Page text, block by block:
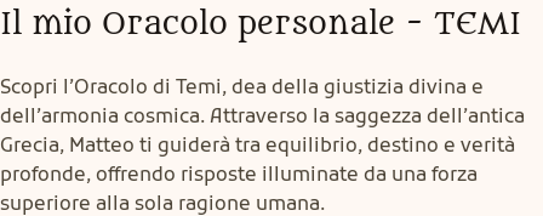
Il mio Oracolo personale - TEMI
Scopri l’Oracolo di Temi, dea della giustizia divina e
dell’armonia cosmica. Attraverso la saggezza dell’antica
Grecia, Matteo ti guiderà tra equilibrio, destino e verità
profonde, offrendo risposte illuminate da una forza
superiore alla sola ragione umana.